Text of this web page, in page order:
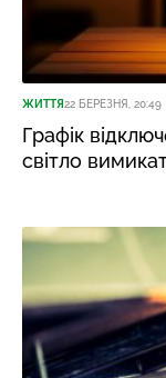
ЖИТТЯ22 БЕРЕЗНЯ, 20:49
Графік
світло